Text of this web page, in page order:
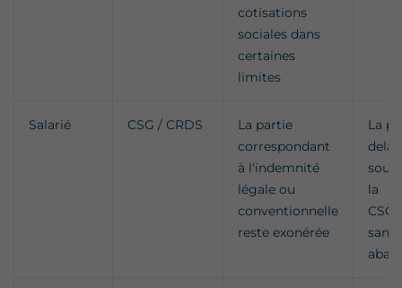
cotisations
sociales dans
certaines
limites
Salarié CSG / CRDS
La partie
correspondant
à l'indemnité
légale ou
conventionnelle
reste exonérée
La
delà
la
sans